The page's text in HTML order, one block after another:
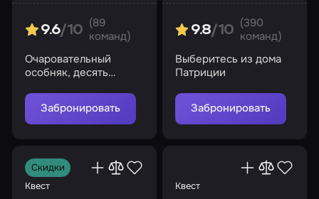
9.6/10
(89
команд)
Очаровательный
особняк, десять
один убийца. Сможете
разгадать эту тайну?
Забронировать
9.8/10
(390
команд)
Выберитесь из дома
Патриции
Забронировать
Скидки
Квест
Квест